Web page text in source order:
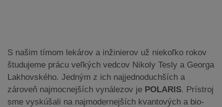
S našim tímom lekárov a inžinierov už niekoľko rokov
študujeme prácu veľkých vedcov Nikoly Tesly a Georga
Lakhovského. Jedným z ich najjednoduchších a
zároveň najmocnejších vynálezov je POLARIS. Prístroj
sme vyskúšali na najmodernejších kvantových a bio-